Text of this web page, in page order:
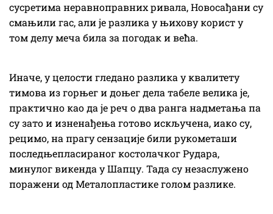
сусретима неравноправних ривала, Новосађани су
смањили гас, али је разлика у њихову корист у
том делу меча била за погодак и већа.
Иначе, у целости гледано разлика у квалитету
тимова из горњег и доњег дела табеле велика је,
практично као да је реч о два ранга надметања па
су зато и изненађења готово искључена, иако су,
рецимо, на прагу сензације били рукометаши
последњепласираног костолачког Рудара,
минулог викенда у Шапцу. Тада су незаслужено
поражени од Металопластике голом разлике.